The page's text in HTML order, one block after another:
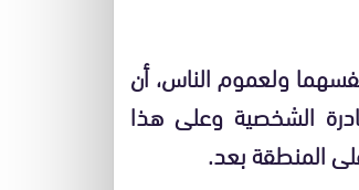
ولعموم الناس، أن
الشخصية وعلى هذا
المنطقة بعد.